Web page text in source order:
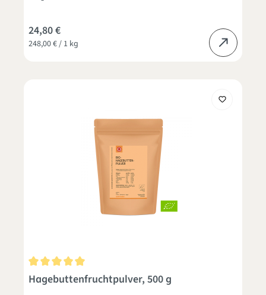
248,00 € / 1 kg
24,80 €
Durchschnittliche Bewertung von 5 von 5 Sternen
Hagebuttenfruchtpulver, 500 g